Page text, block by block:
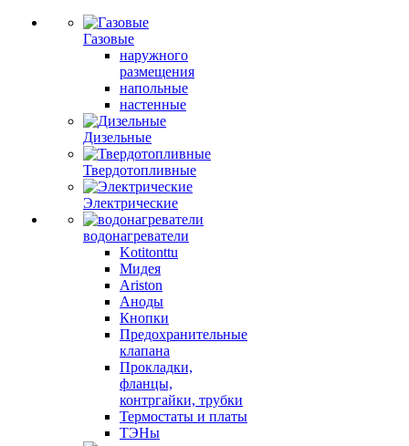
Газовые
наружного
размещения
напольные
настенные
Дизельные
Твердотопливные
Электрические
водонагреватели
Kotitonttu
Мидея
Ariston
Аноды
Кнопки
Предохранительные
клапана
Прокладки,
фланцы,
контргайки, трубки
Термостаты и платы
ТЭНы